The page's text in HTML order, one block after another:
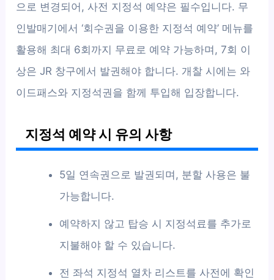
으로 변경되어, 사전 지정석 예약은 필수입니다. 무
인발매기에서 ‘회수권을 이용한 지정석 예약’ 메뉴를
활용해 최대 6회까지 무료로 예약 가능하며, 7회 이
상은 JR 창구에서 발권해야 합니다. 개찰 시에는 와
이드패스와 지정석권을 함께 투입해 입장합니다.
지정석 예약 시 유의 사항
5일 연속권으로 발권되며, 분할 사용은 불
가능합니다.
예약하지 않고 탑승 시 지정석료를 추가로
지불해야 할 수 있습니다.
전 좌석 지정석 열차 리스트를 사전에 확인